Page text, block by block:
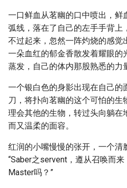
一口鲜血从茗幽的口中喷出，鲜
弧线，落在了自己的左手手背上
不过起来，忽然一阵灼烧的感觉
一朵血红的郁金香散发着耀眼的
蒸发，自己的体内那股熟悉的力
一个银白色的身影出现在自己的
刀，将扑向茗幽的这个可怕的生
理会其他的生物，转过头向躺在
而又温柔的面容。
红润的小嘴慢慢的张开，一个清
“Saber之servent，遵从召唤而
Master吗？”